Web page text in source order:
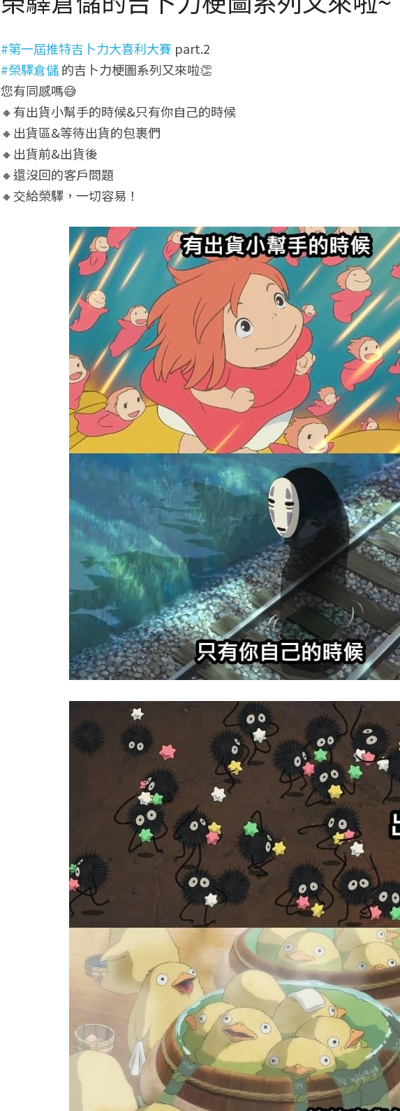
#第一屆推特吉卜力大喜利大賽 part.2
#榮驛倉儲 的吉卜力梗圖系列又來啦👏
您有同感嗎😅
🔸有出貨小幫手的時候&只有你自己的時候
🔸出貨區&等待出貨的包裹們
🔸出貨前&出貨後
🔸還沒回的客戶問題
🔸交給榮驛，一切容易！